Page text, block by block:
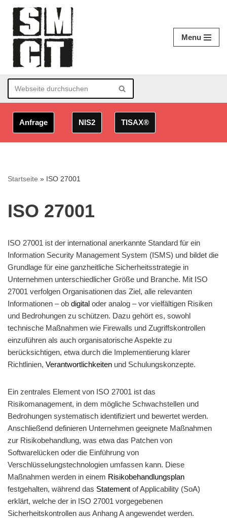
Zum
Inhalt
springen
Menu
Anfrage NIS2 TISAX®
Startseite » ISO 27001
ISO 27001
ISO 27001 ist der international anerkannte Standard für ein
Information Security Management System (ISMS) und bildet die
Grundlage für eine ganzheitliche Sicherheitsstrategie in
Unternehmen unterschiedlicher Größe und Branche. Mit ISO
27001 verfolgen Organisationen das Ziel, alle relevanten
Informationen – ob digital oder analog – vor vielfältigen Risiken
und Bedrohungen zu schützen. Dazu gehört es, sowohl
technische Maßnahmen wie Firewalls und Zugriffskontrollen
einzuführen als auch organisatorische Aspekte zu
berücksichtigen, etwa durch die Implementierung klarer
Richtlinien, Verantwortlichkeiten und Schulungskonzepte.
Ein zentrales Element von ISO 27001 ist das
Risikomanagement, in dem mögliche Schwachstellen und
Bedrohungen systematisch identifiziert und bewertet werden.
Anschließend definieren Unternehmen geeignete Maßnahmen
zur Risikobehandlung, was etwa das Patchen von
Softwarelücken oder die Einführung von
Verschlüsselungstechnologien umfassen kann. Diese
Maßnahmen werden in einem Risikobehandlungsplan
festgehalten, während das Statement of Applicability (SoA)
erklärt, welche der in ISO 27001 vorgegebenen
Sicherheitskontrollen aus Anhang A angewendet werden.